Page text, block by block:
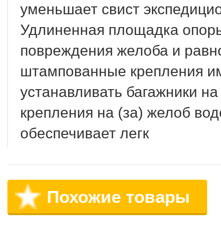
уменьшает свист
Удлиненная площадка
повреждения желоба и
штампованные крепления
устанавливать багажники
крепления на (за) желоб
обеспечивает легк
Похожие товары